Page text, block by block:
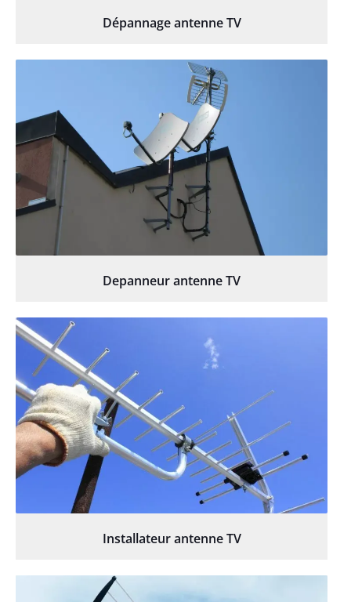
Dépannage antenne TV
Depanneur antenne TV
Installateur antenne TV